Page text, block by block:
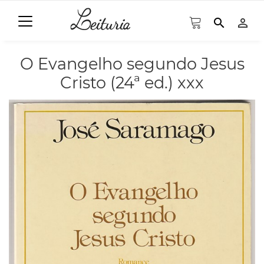
search person_outline
O Evangelho segundo Jesus
Cristo (24ª ed.) xxx